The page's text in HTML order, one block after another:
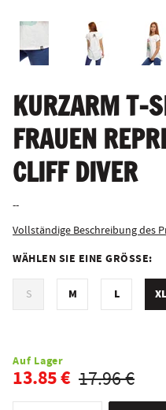
KURZARM T-
FRAUEN
CLIFF DIVER
--
Vollständige Beschreibung des
WÄHLEN SIE EINE GRÖSSE:
S M L XL
Auf Lager
13.85 € 17.96 €